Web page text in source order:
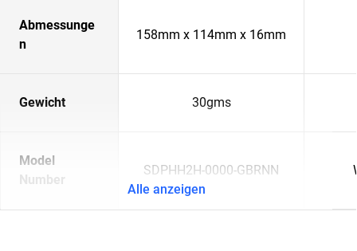
Abmessunge
n
158mm x 114mm x 16mm
Gewicht 30gms
Model
Number
SDPHH2H-0000-GBRNN
Alle anzeigen